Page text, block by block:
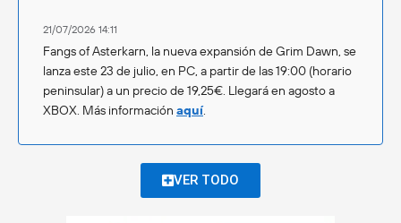
21/07/2026 14:11
Fangs of Asterkarn, la nueva expansión de Grim Dawn, se
lanza este 23 de julio, en PC, a partir de las 19:00 (horario
peninsular) a un precio de 19,25€. Llegará en agosto a
XBOX. Más información aquí.
VER TODO